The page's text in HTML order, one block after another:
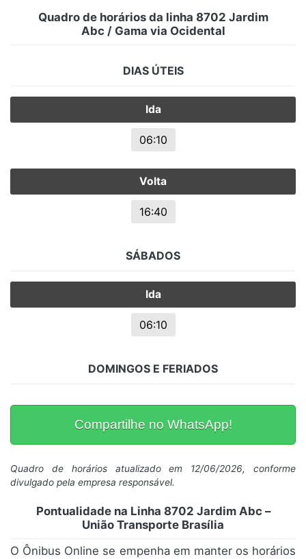
Quadro de horários da linha 8702 Jardim
Abc / Gama via Ocidental
DIAS ÚTEIS
Ida
06:10
Volta
16:40
SÁBADOS
Ida
06:10
DOMINGOS E FERIADOS
Compartilhe no WhatsApp!
Quadro de horários atualizado em 12/06/2026, conforme
divulgado pela empresa responsável.
Pontualidade na Linha 8702 Jardim Abc –
União Transporte Brasília
O Ônibus Online se empenha em manter os horários